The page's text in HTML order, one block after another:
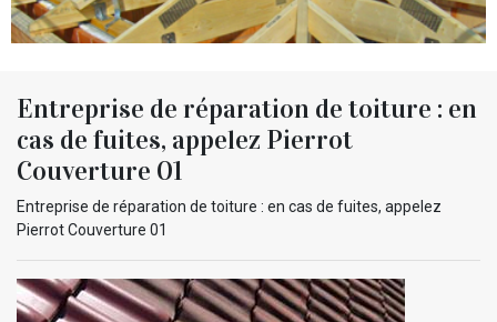
Entreprise de réparation de toiture : en
cas de fuites, appelez Pierrot
Couverture 01
Entreprise de réparation de toiture : en cas de fuites, appelez
Pierrot Couverture 01